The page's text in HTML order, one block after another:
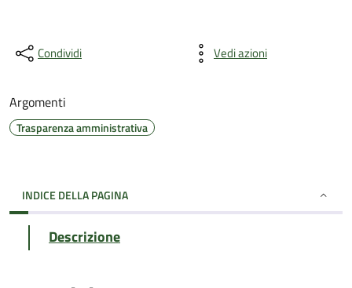
Condividi Vedi azioni
Argomenti
Trasparenza amministrativa
INDICE DELLA PAGINA
Descrizione